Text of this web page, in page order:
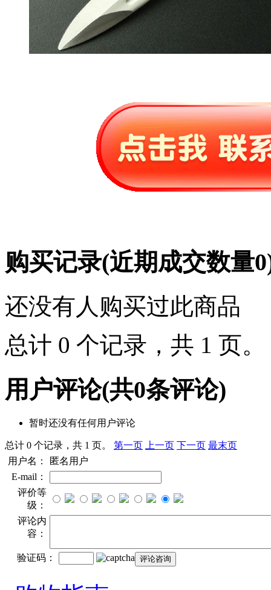
购买记录(近期成交数量0
还没有人购买过此商品
总计 0 个记录，共 1 页。
用户评论(共0条评论)
暂时还没有任何用户评论
总计 0 个记录，共 1 页。 第一页 上一页 下一页 最末页
用户名：
匿名用户
E-mail：
评价等
级：
评论内
容：
验证码：